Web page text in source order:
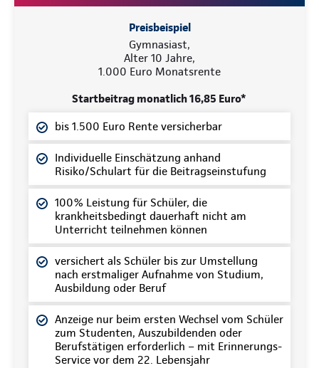
Preisbeispiel
Gymnasiast,
Alter 10 Jahre,
1.000 Euro Monatsrente
Startbeitrag monatlich 16,85 Euro*
bis 1.500 Euro Rente versicherbar
Individuelle Einschätzung anhand
Risiko/Schulart für die Beitragseinstufung
100% Leistung für Schüler, die
krankheitsbedingt dauerhaft nicht am
Unterricht teilnehmen können
versichert als Schüler bis zur Umstellung
nach erstmaliger Aufnahme von Studium,
Ausbildung oder Beruf
Anzeige nur beim ersten Wechsel vom Schüler
zum Studenten, Auszubildenden oder
Berufstätigen erforderlich – mit Erinnerungs-
Service vor dem 22. Lebensjahr